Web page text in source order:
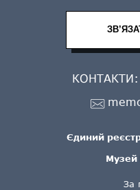
За
Єдиний
Музей
КОНТАКТИ: